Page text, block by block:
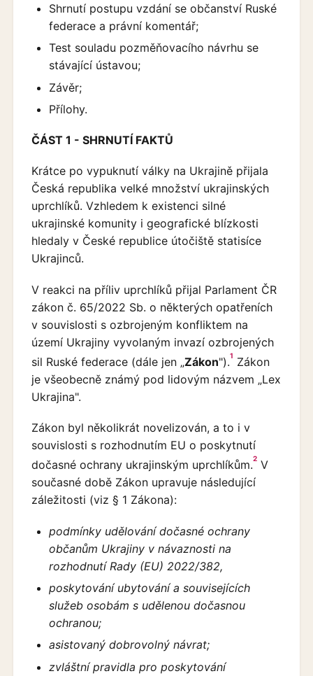
Shrnutí postupu vzdání se občanství Ruské
federace a právní komentář;
Test souladu pozměňovacího návrhu se
stávající ústavou;
Závěr;
Přílohy.
ČÁST 1 - SHRNUTÍ FAKTŮ
Krátce po vypuknutí války na Ukrajině přijala
Česká republika velké množství ukrajinských
uprchlíků. Vzhledem k existenci silné
ukrajinské komunity i geografické blízkosti
hledaly v České republice útočiště statisíce
Ukrajinců.
V reakci na příliv uprchlíků přijal Parlament ČR
zákon č. 65/2022 Sb. o některých opatřeních
v souvislosti s ozbrojeným konfliktem na
území Ukrajiny vyvolaným invazí ozbrojených
sil Ruské federace (dále jen „Zákon").1 Zákon
je všeobecně známý pod lidovým názvem „Lex
Ukrajina".
Zákon byl několikrát novelizován, a to i v
souvislosti s rozhodnutím EU o poskytnutí
dočasné ochrany ukrajinským uprchlíkům.2V
současné době Zákon upravuje následující
záležitosti (viz § 1 Zákona):
podmínky udělování dočasné ochrany
občanům Ukrajiny v návaznosti na
rozhodnutí Rady (EU) 2022/382,
poskytování ubytování a souvisejících
služeb osobám s udělenou dočasnou
ochranou;
asistovaný dobrovolný návrat;
zvláštní pravidla pro poskytování